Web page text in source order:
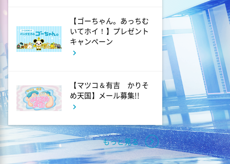
よる 7:50
食ノ音色
ポツンと一軒家 幼少期の親代
わり3姉弟が恩人と50年ぶり再
会!あふれる感動の涙
よる 8:56
有働Times
【ゴーちゃん。あっちむ
いてホイ！】プレゼント
キャンペーン
【マツコ＆有吉 かりそ
め天国】メール募集!!
もっと見る